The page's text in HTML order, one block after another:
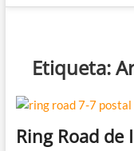
Etiqueta:
Ring Road